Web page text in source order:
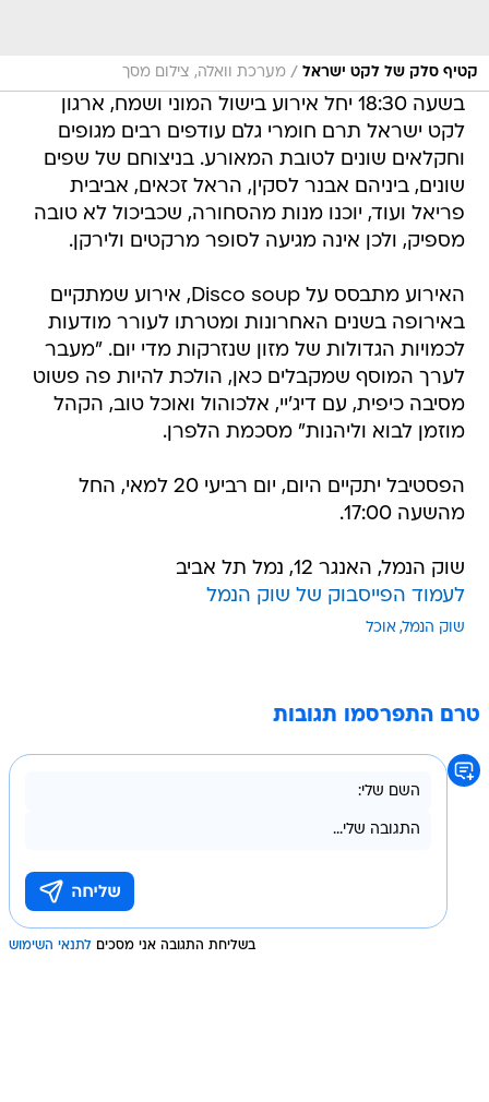
קטיף סלק של לקט ישראל / מערכת וואלה, צילום מסך
בשעה 18:30 יחל אירוע בישול המוני ושמח, ארגון
לקט ישראל תרם חומרי גלם עודפים רבים מגופים
וחקלאים שונים לטובת המאורע. בניצוחם של שפים
שונים, ביניהם אבנר לסקין, הראל זכאים, אביבית
פריאל ועוד, יוכנו מנות מהסחורה, שכביכול לא טובה
מספיק, ולכן אינה מגיעה לסופר מרקטים ולירקן.
האירוע מתבסס על Disco soup, אירוע שמתקיים
באירופה בשנים האחרונות ומטרתו לעורר מודעות
לכמויות הגדולות של מזון שנזרקות מדי יום. "מעבר
לערך המוסף שמקבלים כאן, הולכת להיות פה פשוט
מסיבה כיפית, עם דיג'יי, אלכוהול ואוכל טוב, הקהל
מוזמן לבוא וליהנות" מסכמת הלפרן.
הפסטיבל יתקיים היום, יום רביעי 20 למאי, החל
מהשעה 17:00.
שוק הנמל, האנגר 12, נמל תל אביב
לעמוד הפייסבוק של שוק הנמל
שוק הנמל אוכל
טרם התפרסמו תגובות
בשליחת התגובה אני מסכים לתנאי השימוש